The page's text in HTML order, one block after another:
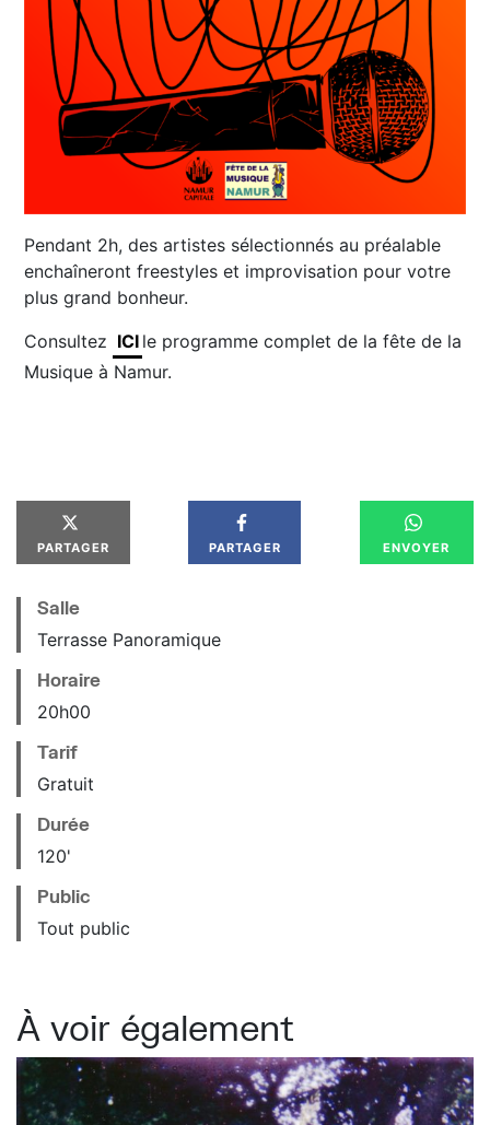
Pendant 2h, des artistes sélectionnés au préalable
enchaîneront freestyles et improvisation pour votre
plus grand bonheur.
Consultez ICI le programme complet de la fête de la
Musique à Namur.
PARTAGER PARTAGER ENVOYER
Salle
Terrasse Panoramique
Horaire
20h00
Tarif
Gratuit
Durée
120'
Public
Tout public
À voir également